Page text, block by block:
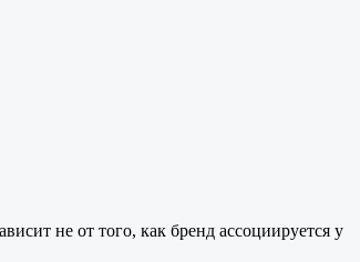
не от того, как бренд ассоциируется у